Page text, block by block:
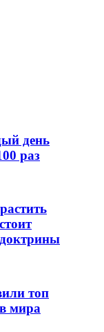
день
раз
топ
мира